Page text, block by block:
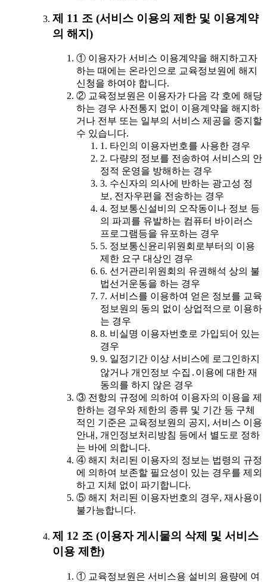
제 11 조 (서비스 이용의 제한 및 이용계약
의 해지)
① 이용자가 서비스 이용계약을 해지하고자
하는 때에는 온라인으로 교육정보원에 해지
신청을 하여야 합니다.
② 교육정보원은 이용자가 다음 각 호에 해당
하는 경우 사전통지 없이 이용계약을 해지하
거나 전부 또는 일부의 서비스 제공을 중지할
수 있습니다.
1. 타인의 이용자번호를 사용한 경우
2. 다량의 정보를 전송하여 서비스의 안
정적 운영을 방해하는 경우
3. 수신자의 의사에 반하는 광고성 정
보, 전자우편을 전송하는 경우
4. 정보통신설비의 오작동이나 정보 등
의 파괴를 유발하는 컴퓨터 바이러스
프로그램등을 유포하는 경우
5. 정보통신윤리위원회로부터의 이용
제한 요구 대상인 경우
6. 선거관리위원회의 유권해석 상의 불
법선거운동을 하는 경우
7. 서비스를 이용하여 얻은 정보를 교육
정보원의 동의 없이 상업적으로 이용하
는 경우
8. 비실명 이용자번호로 가입되어 있는
경우
9. 일정기간 이상 서비스에 로그인하지
않거나 개인정보 수집․이용에 대한 재
동의를 하지 않은 경우
③ 전항의 규정에 의하여 이용자의 이용을 제
한하는 경우와 제한의 종류 및 기간 등 구체
적인 기준은 교육정보원의 공지, 서비스 이용
안내, 개인정보처리방침 등에서 별도로 정하
는 바에 의합니다.
④ 해지 처리된 이용자의 정보는 법령의 규정
에 의하여 보존할 필요성이 있는 경우를 제외
하고 지체 없이 파기합니다.
⑤ 해지 처리된 이용자번호의 경우, 재사용이
불가능합니다.
제 12 조 (이용자 게시물의 삭제 및 서비스
이용 제한)
① 교육정보원은 서비스용 설비의 용량에 여